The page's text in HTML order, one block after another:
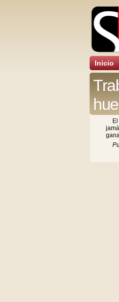
Inicio